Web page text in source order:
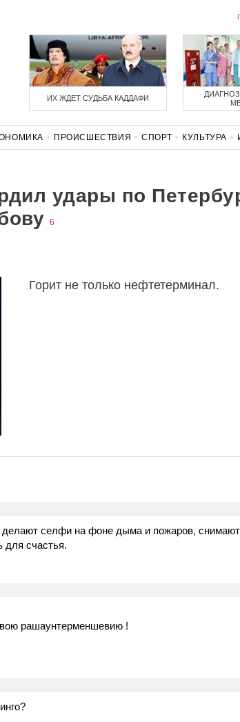
ИХ ЖДЕТ СУДЬБА КАДДАФИ
ПРОИСШЕСТВИЯ СПОРТ КУЛЬТУРА
удары по
6
Горит не только нефтетерминал.
селфи на фоне дыма и пожаров,
счастья.
рашаунтерменшевию !